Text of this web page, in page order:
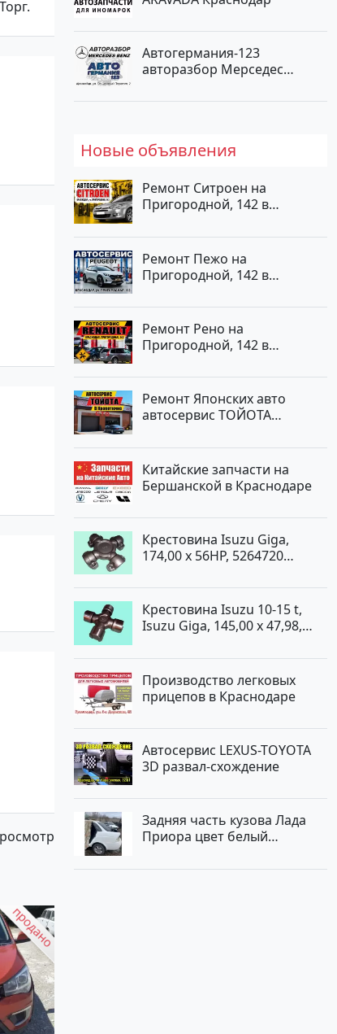
Автогермания-123
авторазбор Мерседес
Новые объявления
Ремонт Ситроен на
Пригородной, 142 в
Ремонт Пежо на
Пригородной, 142 в
Ремонт Рено на
Пригородной, 142 в
Ремонт Японских авто
автосервис ТОЙОТА
Китайские запчасти на
Бершанской в Краснодаре
Крестовина Isuzu Giga,
174,00 x 56HP, 5264720
Крестовина Isuzu 10-15 t,
Isuzu Giga, 145,00 x 47,98,
Производство легковых
прицепов в Краснодаре
Автосервис LEXUS-TOYOTA
3D развал-схождение
Задняя часть кузова Лада
Приора цвет белый